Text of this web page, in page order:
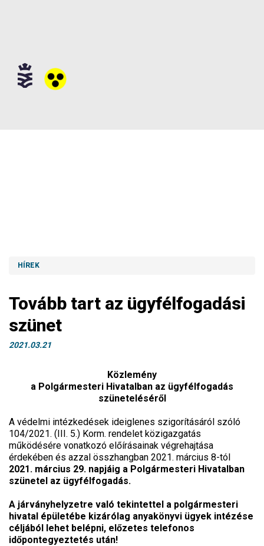
HÍREK
Tovább tart az ügyfélfogadási
szünet
2021.03.21
Közlemény
a Polgármesteri Hivatalban az ügyfélfogadás
szüneteléséről
A védelmi intézkedések ideiglenes szigorításáról szóló
104/2021. (III. 5.) Korm. rendelet közigazgatás
működésére vonatkozó előírásainak végrehajtása
érdekében és azzal összhangban 2021. március 8-tól
2021. március 29. napjáig a Polgármesteri Hivatalban
szünetel az ügyfélfogadás.
A járványhelyzetre való tekintettel a polgármesteri
hivatal épületébe kizárólag anyakönyvi ügyek intézése
céljából lehet belépni, előzetes telefonos
időpontegyeztetés után!